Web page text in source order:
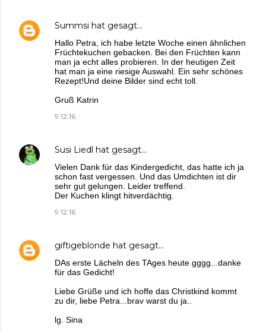
Summsi hat gesagt…
Hallo Petra, ich habe letzte Woche einen ähnlichen
Früchtekuchen gebacken. Bei den Früchten kann
man ja echt alles probieren. In der heutigen Zeit
hat man ja eine riesige Auswahl. Ein sehr schönes
Rezept!Und deine Bilder sind echt toll.
Gruß Katrin
9.12.16
Susi Liedl hat gesagt…
Vielen Dank für das Kindergedicht, das hatte ich ja
schon fast vergessen. Und das Umdichten ist dir
sehr gut gelungen. Leider treffend.
Der Kuchen klingt hitverdächtig.
9.12.16
giftigeblonde hat gesagt…
DAs erste Lächeln des TAges heute gggg...danke
für das Gedicht!
Liebe Grüße und ich hoffe das Christkind kommt
zu dir, liebe Petra...brav warst du ja..
lg. Sina